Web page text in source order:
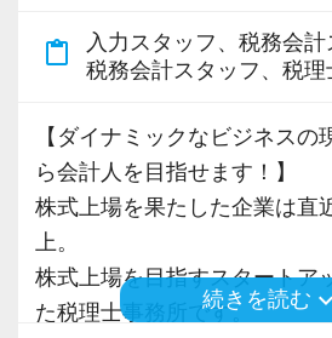
かけるような急成⻑は目指し
基本的には定時で残業をせず
プロフェッショナルとしての
ト・責任感を大前提として、
フバランスも重視し、日々の
います。
スタッフ全員に、仕事のやり
イベート等の健全な両立を目
7〜8割のお客様はすでにペー
おり、新規のお客様は基本的
のお客様も約7割がクラウド
クラウド会計ソフトfreeeの5
ザーでもあり、スタッフには
「会計freee エキスパート」「
キスパート」の取得を推奨（
content_paste
入力スタッフ、税務会計
税務会計スタッフ、税理
【ダイナミックなビジネスの
ら会計人を目指せます！】
株式上場を果たした企業は直
上。
株式上場を目指すスタートア
た税理士事務所です。
続きを読む keyboard_arrow_down